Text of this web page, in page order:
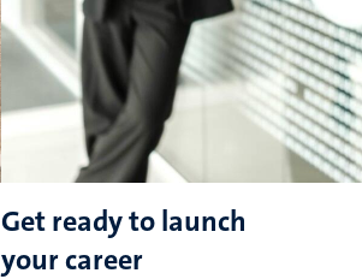
Get ready to launch
your career